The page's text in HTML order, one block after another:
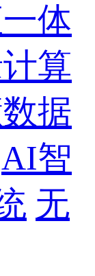
体
算
据
AI智
无